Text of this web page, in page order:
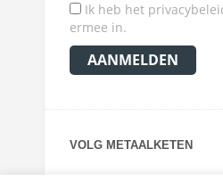
Ik heb het
ermee in.
VOLG METAALKETEN